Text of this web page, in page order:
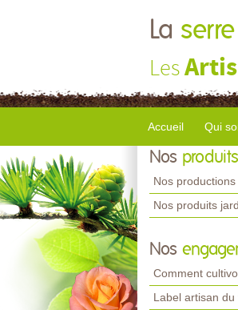
La
Les
Accueil Qui
Nos produits
Nos
Nos produits
Nos
Comment
Label artisan du